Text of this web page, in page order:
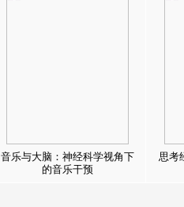
音乐与大脑：神经科学视角下
的音乐干预
思考